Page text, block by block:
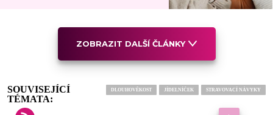
ZOBRAZIT DALŠÍ ČLÁNKY
SOUVISEJÍCÍ
TÉMATA:
DLOUHOVĚKOST JÍDELNÍČEK STRAVOVACÍ NÁVYKY